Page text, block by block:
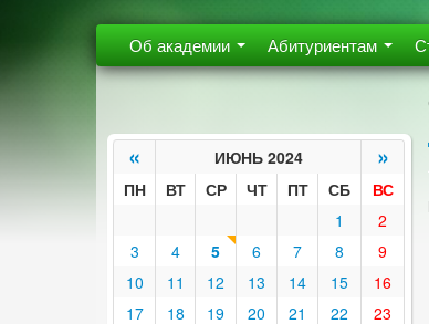
Об академии Абитуриентам
« ИЮНЬ 2024 »
ПН ВТ СР ЧТ ПТ СБ
ВС
1
2
3
4 5 6 7 8
9
10
11 12 13 14 15
16
17
18 19 20 21 22
23